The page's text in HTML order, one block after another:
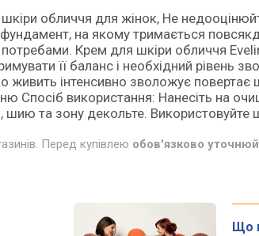
обличчя для жінок, Не
на якому тримається
Крем для шкіри обличчя
її баланс і необхідний рівень
живить інтенсивно зволожує повертає
Спосіб використання: Нанесіть на
шию та зону декольте.
Перед купівлею обов'язково
Що